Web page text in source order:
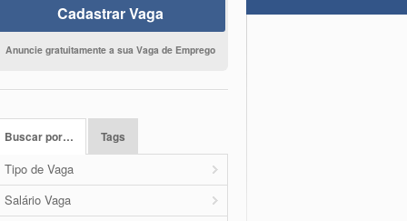
Cadastrar Vaga
Anuncie gratuitamente a sua Vaga de Emprego
Buscar por… Tags
Tipo de Vaga
Salário Vaga